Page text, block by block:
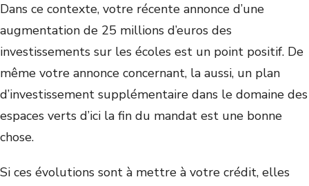
Dans ce contexte, votre récente annonce d’une
augmentation de 25 millions d’euros des
investissements sur les écoles est un point positif. De
même votre annonce concernant, la aussi, un plan
d’investissement supplémentaire dans le domaine des
espaces verts d’ici la fin du mandat est une bonne
chose.
Si ces évolutions sont à mettre à votre crédit, elles